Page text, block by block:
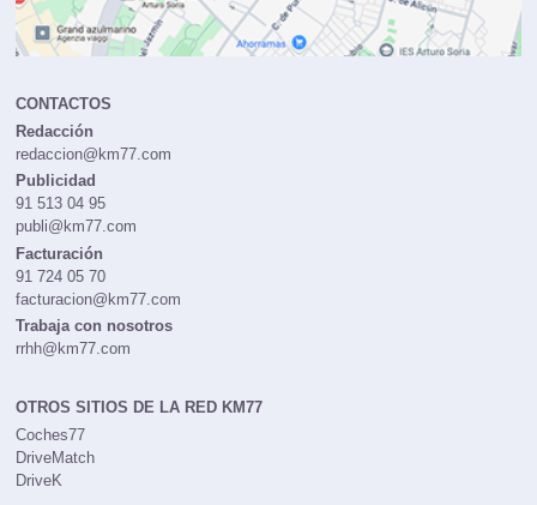
CONTACTOS
Redacción
redaccion@km77.com
Publicidad
91 513 04 95
publi@km77.com
Facturación
91 724 05 70
facturacion@km77.com
Trabaja con nosotros
rrhh@km77.com
OTROS SITIOS DE LA RED KM77
Coches77
DriveMatch
DriveK